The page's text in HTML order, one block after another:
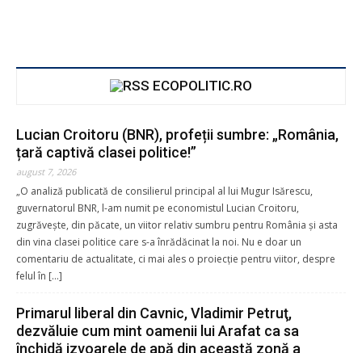
ECOPOLITIC.RO
Lucian Croitoru (BNR), profeții sumbre: „România,
țară captivă clasei politice!”
august 7, 2026
„O analiză publicată de consilierul principal al lui Mugur Isărescu,
guvernatorul BNR, l-am numit pe economistul Lucian Croitoru,
zugrăvește, din păcate, un viitor relativ sumbru pentru România și asta
din vina clasei politice care s-a înrădăcinat la noi. Nu e doar un
comentariu de actualitate, ci mai ales o proiecție pentru viitor, despre
felul în […]
Primarul liberal din Cavnic, Vladimir Petruţ,
dezvăluie cum mint oamenii lui Arafat ca sa
închidă izvoarele de apă din această zonă a